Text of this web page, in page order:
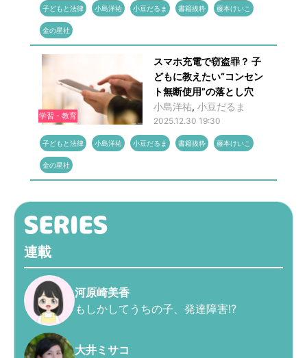
子どもと法律 小島洋祐 小豆だるま 書籍抜粋 藤本けいこ
金の星社
学習・教育
スマホ充電で窃盗罪？ 子
どもに教えたい“コンセン
ト無断使用”の落とし穴
小島洋祐, 小豆だるま
2025.12.30 19:30
子どもと法律 小島洋祐 小豆だるま 書籍抜粋 藤本けいこ
金の星社
連載
河原崎美香
もしかしてうちの子、発達障害!?
大井ミサコ